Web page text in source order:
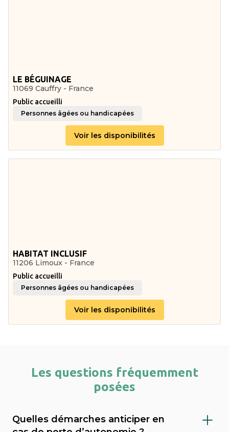
LE BÉGUINAGE
11069 Cauffry - France
Public accueilli
Personnes âgées ou handicapées
Voir les disponibilités
HABITAT INCLUSIF
11206 Limoux - France
Public accueilli
Personnes âgées ou handicapées
Voir les disponibilités
Les questions fréquemment
posées
Quelles démarches anticiper en